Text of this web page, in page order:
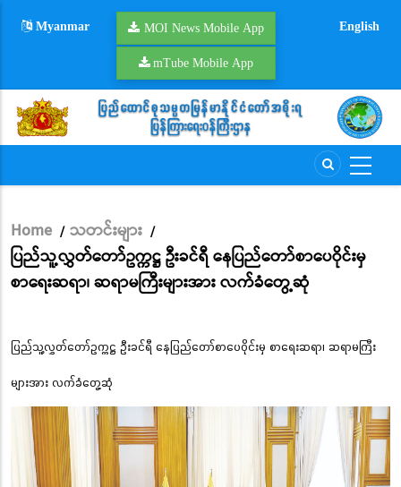
Myanmar MOI News Mobile App
mTube Mobile App
English
Breadcrumb
Home / သတင်းများ /
ပြည်သူ့လွှတ်တော်ဥက္ကဋ္ဌ ဦးခင်ရီ နေပြည်တော်စာပေဝိုင်းမှ
စာရေးဆရာ၊ ဆရာမကြီးများအား လက်ခံတွေ့ဆုံ
ပြည်သူ့လွှတ်တော်ဥက္ကဋ္ဌ ဦးခင်ရီ နေပြည်တော်စာပေဝိုင်းမှ စာရေးဆရာ၊ ဆရာမကြီး
များအား လက်ခံတွေ့ဆုံ